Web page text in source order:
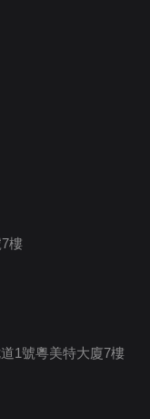
樓
1號粵美特大廈7樓